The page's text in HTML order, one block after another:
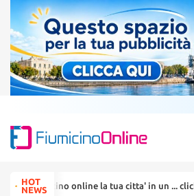
Search
for:HOT
NEWSonline la tua citta' in un ... click